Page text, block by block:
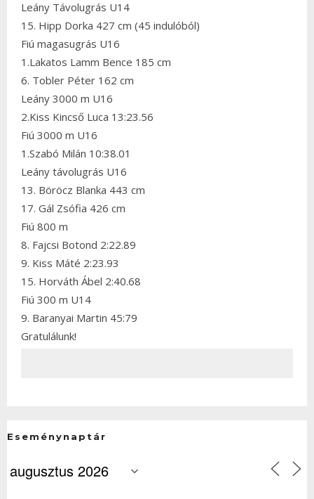
Leány Távolugrás U14
15. Hipp Dorka 427 cm (45 indulóból)
Fiú magasugrás U16
1.Lakatos Lamm Bence 185 cm
6. Tobler Péter 162 cm
Leány 3000 m U16
2.Kiss Kincső Luca 13:23.56
Fiú 3000 m U16
1.Szabó Milán 10:38.01
Leány távolugrás U16
13. Böröcz Blanka 443 cm
17. Gál Zsófia 426 cm
Fiú 800 m
8. Fajcsi Botond 2:22.89
9. Kiss Máté 2:23.93
15. Horváth Ábel 2:40.68
Fiú 300 m U14
9. Baranyai Martin 45:79
Gratulálunk!
Eseménynaptár